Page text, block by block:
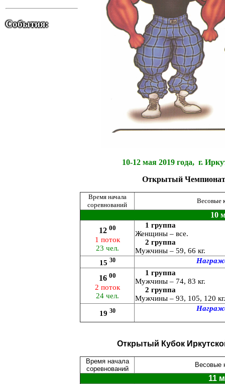
События:
10-12 мая 2019 года, г.
Открытый
Время начала
соревнований
Весовые
10
12 00
1 поток
23 чел.
1 группа
Женщины – все.
2 группа
Мужчины – 59, 66 кг.
15 30
16 00
2 поток
24 чел.
1 группа
Мужчины – 74, 83 кг.
2 группа
Мужчины – 93, 105, 120 кг.
19 30
Открытый Кубок
Время начала
соревнований
Весовые
11